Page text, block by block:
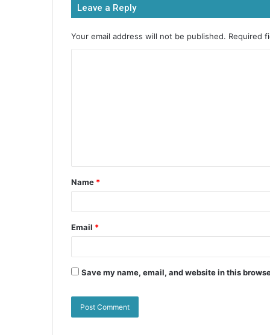
o
o
k
p
p
n
g
er
Leave a Reply
Your email address will not be published. Required
Name *
Email *
Save my name, email, and website in this